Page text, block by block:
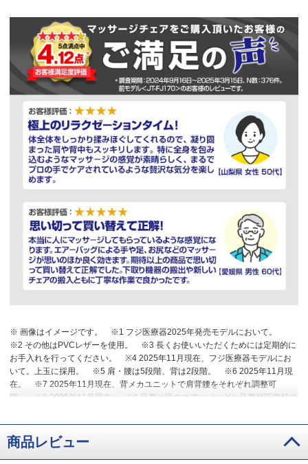
※ 画像はイメージです。
※1 フジ医療器2025年発売モデルにおいて。
※2 その他はPVCレザーを使用。
※3 長くお使いいただくためには定期的に
お手入れを行ってください。
※4 2025年11月現在、フジ医療器モデルにお
いて。上玉に採用。
※5 肩・腰は5段階、背は2段階。
※6 2025年11月現
在。
※7 2025年11月現在、背メカユニットで肩背腰をそれぞれ調整可
能。
※8 2025年11月現在。
※9 足裏は甲のエアーバッグと足裏指圧突起で
異なります。)
※11 2025年11月現在、フジ医療器モデルにおいて。
※12
2025年11月現在、フジ医療器モデルにおいて。肩位置・もみ・エアーの強
弱。
※13 脚部収納時。
【ご注意】心臓に障害のある人、ペースメーカー
商品レビュー